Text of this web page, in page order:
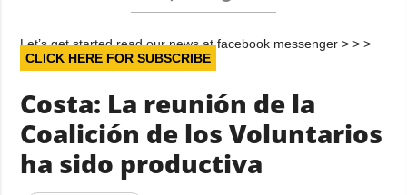
Let’s get started read our news at facebook messenger > > >
CLICK HERE FOR SUBSCRIBE
Costa: La reunión de la
Coalición de los Voluntarios
ha sido productiva